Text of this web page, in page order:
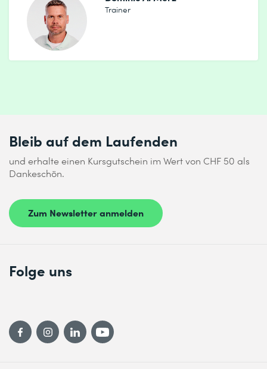
Trainer
Bleib auf dem Laufenden
und erhalte einen Kursgutschein im Wert von CHF 50 als
Dankeschön.
Zum Newsletter anmelden
Folge uns